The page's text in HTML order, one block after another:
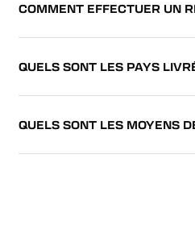
COMMENT EFFECTUER UN
QUELS SONT LES PAYS
QUELS SONT LES MOYENS